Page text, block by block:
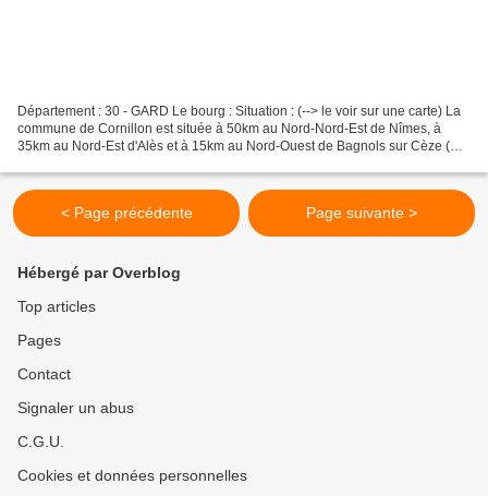
Département : 30 - GARD Le bourg : Situation : (--> le voir sur une carte) La
commune de Cornillon est située à 50km au Nord-Nord-Est de Nîmes, à
35km au Nord-Est d'Alès et à 15km au Nord-Ouest de Bagnols sur Cèze (
< Page précédente Page suivante >
Hébergé par Overblog
Top articles
Pages
Contact
Signaler un abus
C.G.U.
Cookies et données personnelles